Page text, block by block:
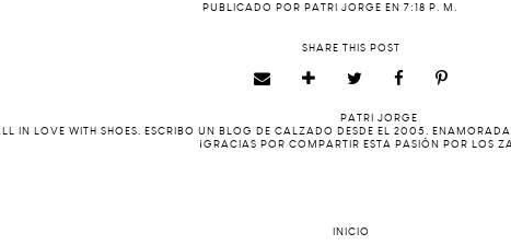
PUBLICADO POR PATRI JORGE EN 7:18 P. M.
SHARE THIS POST
PATRI JORGE
IN LOVE WITH SHOES. ESCRIBO UN BLOG DE CALZADO DESDE EL 2005.
¡GRACIAS POR COMPARTIR ESTA PASIÓN POR LOS
INICIO